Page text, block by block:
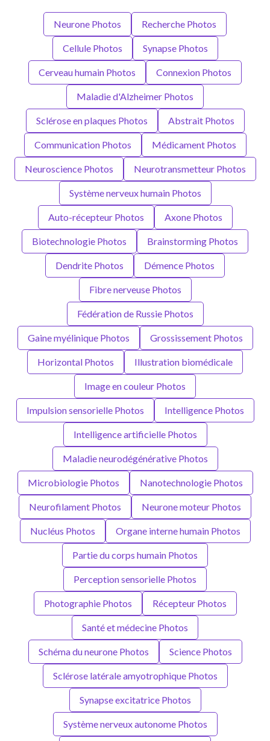
Neurone Photos Recherche Photos
Cellule Photos Synapse Photos
Cerveau humain Photos Connexion Photos
Maladie d'Alzheimer Photos
Sclérose en plaques Photos Abstrait Photos
Communication Photos Médicament Photos
Neuroscience Photos Neurotransmetteur Photos
Système nerveux humain Photos
Auto-récepteur Photos Axone Photos
Biotechnologie Photos Brainstorming Photos
Dendrite Photos Démence Photos
Fibre nerveuse Photos
Fédération de Russie Photos
Gaine myélinique Photos Grossissement Photos
Horizontal Photos Illustration biomédicale
Image en couleur Photos
Impulsion sensorielle Photos Intelligence Photos
Intelligence artificielle Photos
Maladie neurodégénérative Photos
Microbiologie Photos Nanotechnologie Photos
Neurofilament Photos Neurone moteur Photos
Nucléus Photos Organe interne humain Photos
Partie du corps humain Photos
Perception sensorielle Photos
Photographie Photos Récepteur Photos
Santé et médecine Photos
Schéma du neurone Photos Science Photos
Sclérose latérale amyotrophique Photos
Synapse excitatrice Photos
Système nerveux autonome Photos